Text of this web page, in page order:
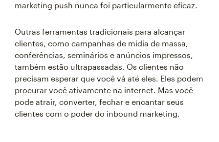
marketing push nunca foi particularmente eficaz.
Outras ferramentas tradicionais para alcançar
clientes, como campanhas de mídia de massa,
conferências, seminários e anúncios impressos,
também estão ultrapassadas. Os clientes não
precisam esperar que você vá até eles. Eles podem
procurar você ativamente na internet. Mas você
pode atrair, converter, fechar e encantar seus
clientes com o poder do inbound marketing.